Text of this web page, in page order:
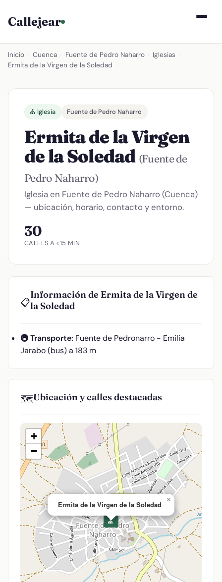
Callejear
Inicio Cuenca Fuente de Pedro Naharro Iglesias
Ermita de la Virgen de la Soledad
⛪ Iglesia Fuente de Pedro Naharro
Ermita de la Virgen
de la Soledad (Fuente de
Pedro Naharro)
Iglesia en Fuente de Pedro Naharro (Cuenca)
— ubicación, horario, contacto y entorno.
30
CALLES A <15 MIN
📋
Información de Ermita de la Virgen de
la Soledad
🚇 Transporte: Fuente de Pedronarro - Emilia
Jarabo (bus) a 183 m
🗺️Ubicación y calles destacadas
⛪
Ermita de la Virgen de la Soledad
×
+
−